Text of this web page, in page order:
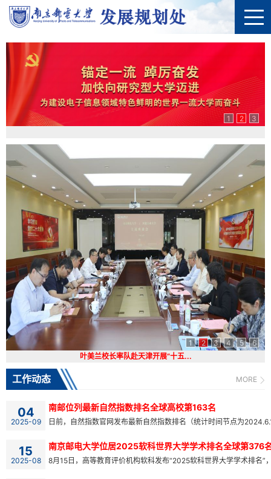
1 2 3
1 2 3 4 5
6
叶美兰校长率队赴天津开展“十五...
工作动态 MORE
04
2025-09
南邮位列最新自然指数排名全球高校第163名
日前，自然指数官网发布最新自然指数排名（统计时间节点为
15
2025-08
南京邮电大学位居2025软科世界大学学术排名全球第376
8月15日，高等教育评价机构软科发布“2025软科世界大学学术排名”